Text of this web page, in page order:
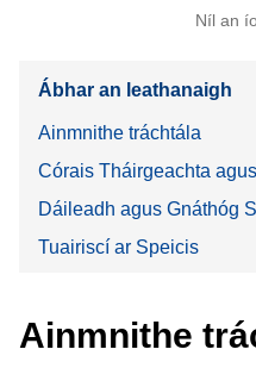
Níl an
Ábhar an leathanaigh
Ainmnithe tráchtála
Córais Tháirgeachta
Dáileadh agus Gnáthóg
Tuairiscí ar Speicis
Ainmnithe